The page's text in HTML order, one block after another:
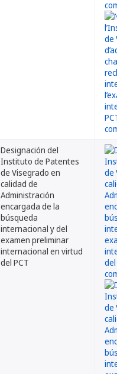
Designación del
Instituto de Patentes
de Visegrado en
calidad de
Administración
encargada de la
búsqueda
internacional y del
examen preliminar
internacional en virtud
del PCT